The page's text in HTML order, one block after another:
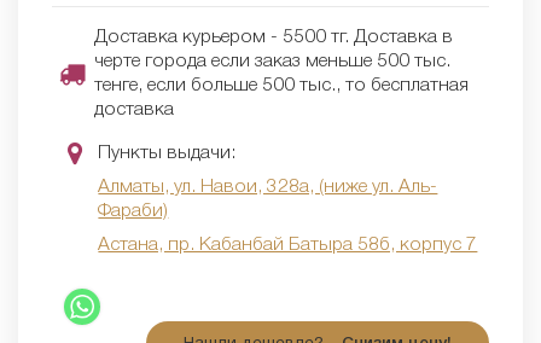
Доставка курьером - 5500 тг. Доставка в
черте города если заказ меньше 500 тыс.
тенге, если больше 500 тыс., то бесплатная
доставка
Пункты выдачи:
Алматы, ул. Навои, 328а, (ниже ул. Аль-
Фараби)
Астана, пр. Кабанбай Батыра 58б, корпус 7